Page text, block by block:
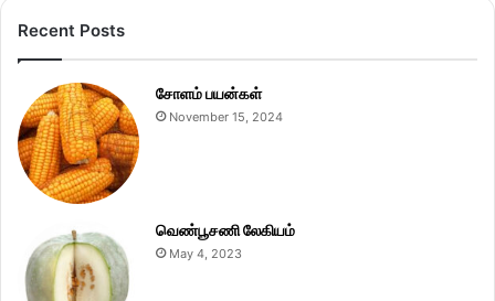
Recent Posts
சோளம் பயன்கள்
November 15, 2024
வெண்பூசணி லேகியம்
May 4, 2023